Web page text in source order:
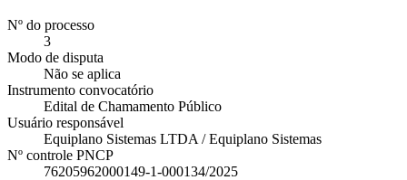
Nº do processo
3
Modo de disputa
Não se aplica
Instrumento convocatório
Edital de Chamamento Público
Usuário responsável
Equiplano Sistemas LTDA / Equiplano Sistemas
Nº controle PNCP
76205962000149-1-000134/2025